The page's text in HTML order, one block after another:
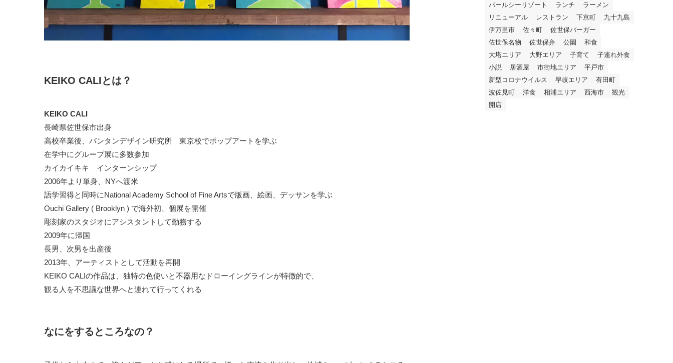
KEIKO CALIとは？
KEIKO CALI
長崎県佐世保市出身
高校卒業後、バンタンデザイン研究所 東京校でポップアートを学ぶ
在学中にグループ展に多数参加
カイカイキキ インターンシップ
2006年より単身、NYへ渡米
語学習得と同時にNational Academy School of Fine Artsで版画、絵画、デッサンを学ぶ
Ouchi Gallery ( Brooklyn ) で海外初、個展を開催
彫刻家のスタジオにアシスタントして勤務する
2009年に帰国
長男、次男を出産後
2013年、アーティストとして活動を再開
KEIKO CALIの作品は、独特の色使いと不器用なドローイングラインが特徴的で、
観る人を不思議な世界へと連れて行ってくれる
なにをするところなの？
パールシーリゾート
ランチ
ラーメン
リニューアル
レストラン 下京町
九十九島
伊万里市
佐々町
佐世保バーガー
佐世保名物
佐世保弁 公園
和食
大塔エリア
大野エリア 子育て
子連れ外食
小説
居酒屋 市街地エリア
平戸市
新型コロナウイルス
早岐エリア
有田町
波佐見町
洋食 相浦エリア 西海市
観光
開店